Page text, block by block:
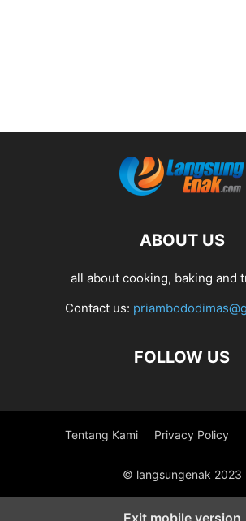
ABOUT US
all about cooking, baking and
Contact us:
FOLLOW US
Tentang Kami Privacy Policy
© langsungenak 2023
Exit mobile version